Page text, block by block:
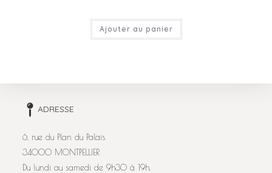
Ajouter au panier
ADRESSE
6, rue du Plan du Palais
34000 MONTPELLIER
Du lundi au samedi de 9h30 à 19h.